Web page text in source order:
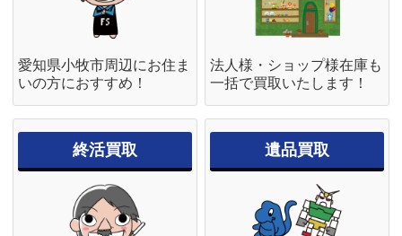
愛知県小牧市周辺にお住ま
いの方におすすめ！
法人様・ショップ様在庫も
一括で買取いたします！
終活買取 遺品買取